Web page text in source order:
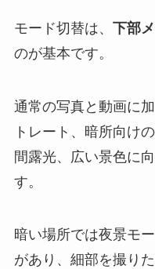
モード切替は、 下部
のが基本です。
通常の写真と動画に
トレート、暗所向け
間露光、広い景色に
す。
暗い場所では夜景モ
があり、細部を撮り